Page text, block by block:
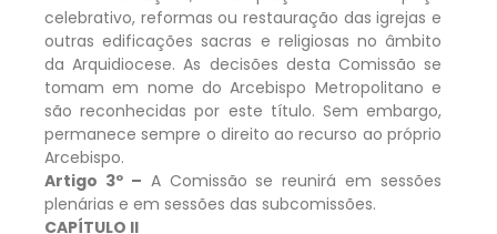
celebrativo, reformas ou restauração das igrejas e
outras edificações sacras e religiosas no âmbito
da Arquidiocese. As decisões desta Comissão se
tomam em nome do Arcebispo Metropolitano e
são reconhecidas por este título. Sem embargo,
permanece sempre o direito ao recurso ao próprio
Arcebispo.
Artigo 3º – A Comissão se reunirá em sessões
plenárias e em sessões das subcomissões.
CAPÍTULO II